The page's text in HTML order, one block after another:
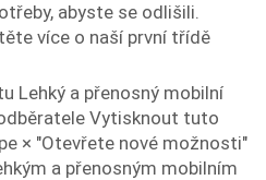
abyste se odlišili.
více o naší první třídě
Lehký a přenosný mobilní
Vytisknout tuto
× "Otevřete nové možnosti"
a přenosným mobilním